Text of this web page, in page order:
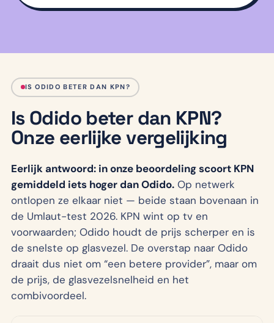
IS ODIDO BETER DAN KPN?
Is Odido beter dan KPN?
Onze eerlijke vergelijking
Eerlijk antwoord: in onze beoordeling scoort KPN
gemiddeld iets hoger dan Odido. Op netwerk
ontlopen ze elkaar niet — beide staan bovenaan in
de Umlaut-test 2026. KPN wint op tv en
voorwaarden; Odido houdt de prijs scherper en is
de snelste op glasvezel. De overstap naar Odido
draait dus niet om “een betere provider”, maar om
de prijs, de glasvezelsnelheid en het
combivoordeel.